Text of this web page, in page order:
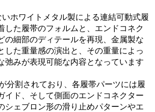
ホワイトメタル製による連結可動式履
した履帯のフォルムと、エンドコネク
の細部のディテールを再現、金属製な
した重量感の演出と、その重量によっ
弛みが表現可能な内容となっています
分割されており、各履帯パーツには履
イド、そして側面のエンドコネクター
シェブロン形の滑り止めパターンやエ